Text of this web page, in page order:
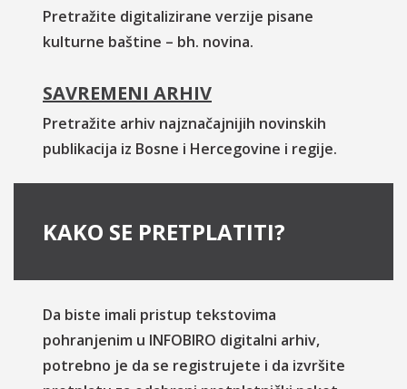
Pretražite digitalizirane verzije pisane
kulturne baštine – bh. novina.
SAVREMENI ARHIV
Pretražite arhiv najznačajnijih novinskih
publikacija iz Bosne i Hercegovine i regije.
KAKO SE PRETPLATITI?
Da biste imali pristup tekstovima
pohranjenim u INFOBIRO digitalni arhiv,
potrebno je da se registrujete i da izvršite